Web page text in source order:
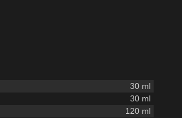
30 ml
30 ml
120 ml